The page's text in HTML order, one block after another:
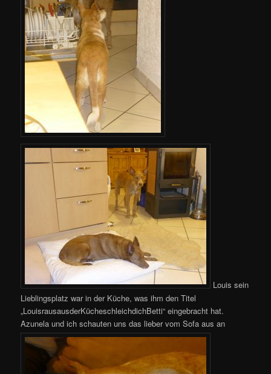
Louis sein
Lieblingsplatz war in der Küche, was ihm den Titel
„LouisrausausderKücheschleichdichBetti“ eingebracht hat.
Azunela und ich schauten uns das lieber vom Sofa aus an